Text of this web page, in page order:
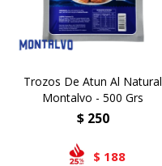
Trozos De Atun Al Natural
Montalvo - 500 Grs
$ 250
$ 188